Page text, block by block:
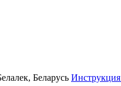
Беларусь Инструкция